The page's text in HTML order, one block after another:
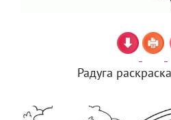
Радуга